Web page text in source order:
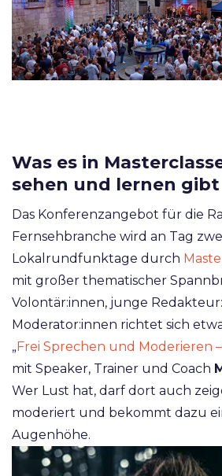
Was es in
sehen und lernen gibt
Das Konferenzangebot für die
Fernsehbranche wird an Tag
Lokalrundfunktage durch
mit großer thematischer
Volontär:innen, junge
Moderator:innen richtet sich
„Frei Sprechen und Moderieren
mit Speaker, Trainer und Coach
Wer Lust hat, darf dort auch
moderiert und bekommt dazu
Augenhöhe.